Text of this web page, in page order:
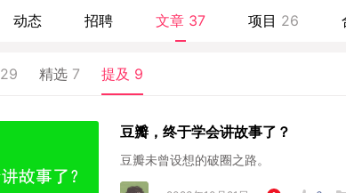
地增加。这其中一定有你会喜爱的东西，但十有八九它们
体让老少咸宜的大片无处不在，对只适合一群人的东西却
所有人同样有效。...
动态 招聘 文章 37 项目 26
29 精选 7 提及 9
豆瓣，终于学会讲故事了？
豆瓣未曾设想的破圈之路。